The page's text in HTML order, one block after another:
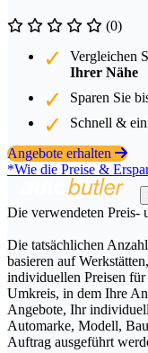
(0)
Vergleichen
Ihrer Nähe
Sparen Sie
Schnell &
Angebote erhalten
*Wie die Preise &
Die verwendeten Preis-
Die tatsächlichen
basieren auf
individuellen Preisen
Umkreis, in dem Ihre
Angebote, Ihr
Automarke, Modell,
Auftrag ausgeführt